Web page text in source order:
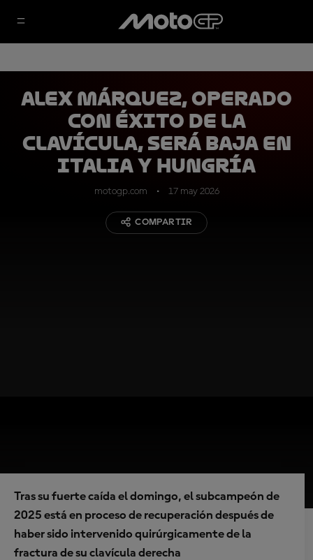
Alex Márquez, operado
con éxito de la
clavícula, será baja en
Italia y Hungría
motogp.com 17 may 2026
COMPARTIR
Tras su fuerte caída el domingo, el subcampeón de
2025 está en proceso de recuperación después de
haber sido intervenido quirúrgicamente de la
fractura de su clavícula derecha